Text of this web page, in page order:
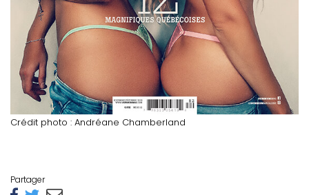
Crédit photo : Andréane Chamberland
Partager